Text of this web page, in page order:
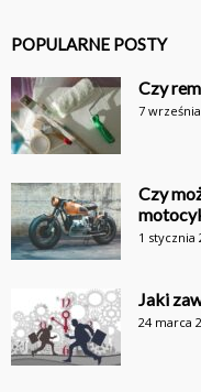
POPULARNE POSTY
Czy
7
Czy
1 stycznia
Jaki
24 marca